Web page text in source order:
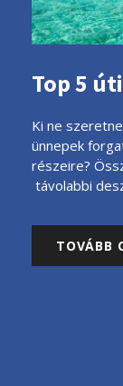
Top 5
Ki ne
ünnepek
részeire?
távolabbi
TOVÁBB